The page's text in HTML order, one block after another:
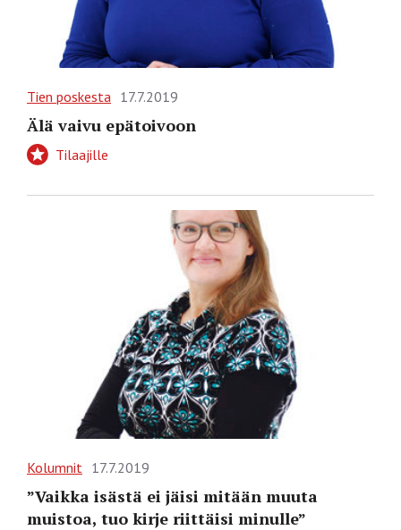
Tien poskesta 17.7.2019
Älä vaivu epätoivoon
Tilaajille
Kolumnit 17.7.2019
”Vaikka isästä ei jäisi mitään muuta
muistoa, tuo kirje riittäisi minulle”